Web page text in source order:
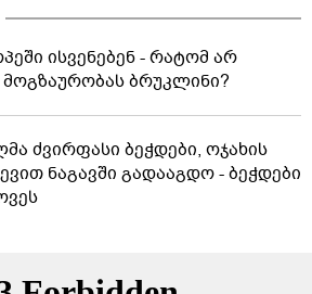
ისვენებენ - რატომ არ
ბრუკლინი?
ძვირფასი ბეჭდები, ოჯახის
ნაგავში გადააგდო - ბეჭდები